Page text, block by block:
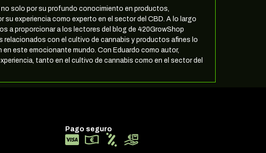
no solo por su profundo conocimiento en productos,
experiencia como experto en el sector del CBD. A lo largo
a proporcionar a los lectores del blog de 420GrowShop
con el cultivo de cannabis y productos afines lo
este emocionante mundo. Con Eduardo como autor,
tanto en el cultivo de cannabis como en el sector del
Pago seguro